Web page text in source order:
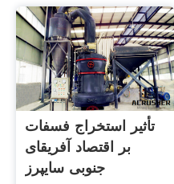
تأثیر استخراج فسفات
بر اقتصاد آفریقای
جنوبی سایپرز